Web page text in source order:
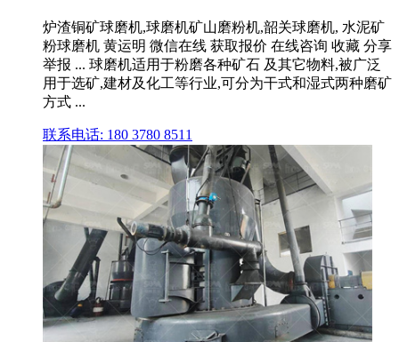
炉渣铜矿球磨机,球磨机矿山磨粉机,韶关球磨机, 水泥矿
粉球磨机 黄运明 微信在线 获取报价 在线咨询 收藏 分享
举报 ... 球磨机适用于粉磨各种矿石 及其它物料,被广泛
用于选矿,建材及化工等行业,可分为干式和湿式两种磨矿
方式 ...
联系电话: 180 3780 8511